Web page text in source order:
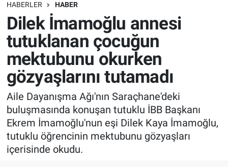
HABERLER HABER
Dilek İmamoğlu annesi
tutuklanan çocuğun
mektubunu okurken
gözyaşlarını tutamadı
Aile Dayanışma Ağı'nın Saraçhane'deki
buluşmasında konuşan tutuklu İBB Başkanı
Ekrem İmamoğlu'nun eşi Dilek Kaya İmamoğlu,
tutuklu öğrencinin mektubunu gözyaşları
içerisinde okudu.
Bilim turu
Bilim ve Teknoloji Evreni
Doğa Konuşuyor
Dünya
Ege Saati
Ege'den Esintiler
Dünya
Teknoloji
Sağlık
Spor
Yayın Akışı
İletişim
Trafik Durumu
Süper Lig Puan Durumu ve Fikstür
Tüm Manşetler
Son Dakika Haberleri
Haber Arşivi